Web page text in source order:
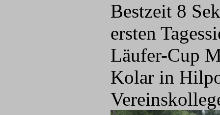
Bestzeit 8
ersten
Läufer-Cup
Kolar in